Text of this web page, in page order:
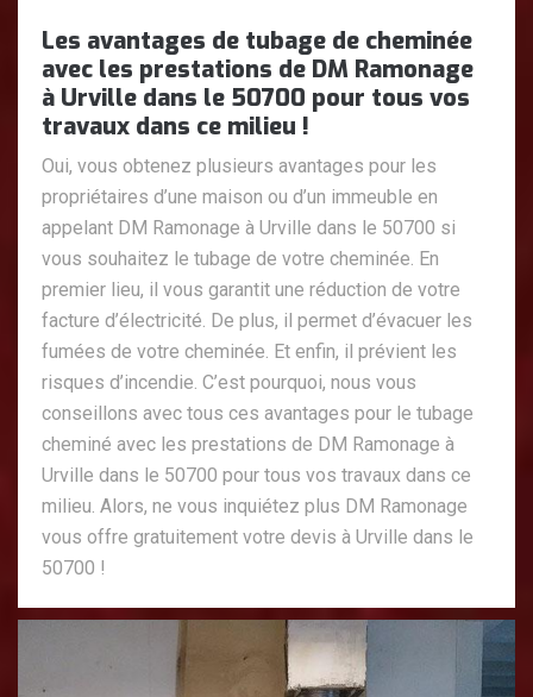
Les avantages de tubage de cheminée
avec les prestations de DM Ramonage
à Urville dans le 50700 pour tous vos
travaux dans ce milieu !
Oui, vous obtenez plusieurs avantages pour les
propriétaires d’une maison ou d’un immeuble en
appelant DM Ramonage à Urville dans le 50700 si
vous souhaitez le tubage de votre cheminée. En
premier lieu, il vous garantit une réduction de votre
facture d’électricité. De plus, il permet d’évacuer les
fumées de votre cheminée. Et enfin, il prévient les
risques d’incendie. C’est pourquoi, nous vous
conseillons avec tous ces avantages pour le tubage
cheminé avec les prestations de DM Ramonage à
Urville dans le 50700 pour tous vos travaux dans ce
milieu. Alors, ne vous inquiétez plus DM Ramonage
vous offre gratuitement votre devis à Urville dans le
50700 !